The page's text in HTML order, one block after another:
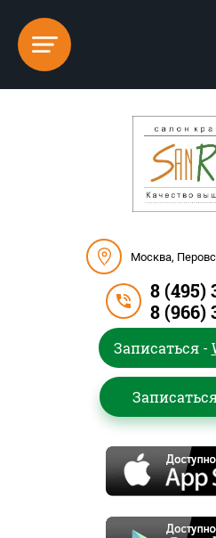
Москва,
8 (495)
8 (966)
Записаться -